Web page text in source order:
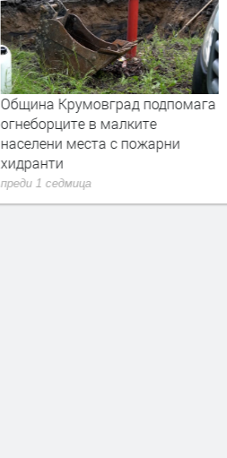
Община Крумовград подпомага
огнеборците в малките
населени места с пожарни
хидранти
преди 1 седмица